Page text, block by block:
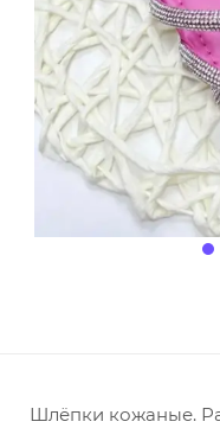
Шлёпки кожаные.